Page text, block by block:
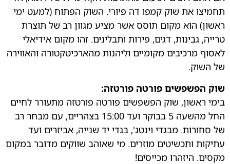
תחמיצו את שוק קמפו דה פיורי. השוק הפתוח (למעט ימי
ראשון) הוא מקום תוסס אשר מציע מגוון רב של תוצרת
טרייה, גבינות, דגים, פירות ותבלינים. זהו מקום אידיאלי
לאסוף מרכיבים מקומיים וליהנות מהארכיטקטורה והאווירה
של השוק.
שוק הפשפשים פורטה פורטזה:
בימי ראשון, שוק הפשפשים פורטה פורטזה מתעורר לחיים
החל מהשעה 5 בבוקר ועד 15:00 בצהריים, עם מבחר רב
של סחורות. מבגדי וינטג', בגדי יד שנייה, אביזרים ועד
עתיקות ותכשיטים מוזרים. מי שאוהב שווקים מדובר במקום
מקסים. היזהרו מכייסים!